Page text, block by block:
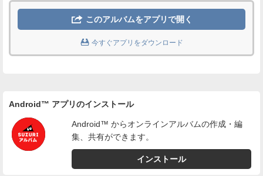
 このアルバムをアプリで開く
 今すぐアプリをダウンロード
Android™ アプリのインストール
Android™ からオンラインアルバムの作成・編
集、共有ができます。
インストール